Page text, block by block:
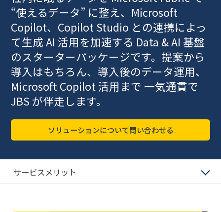
“使えるデータ” に整え、Microsoft
Copilot、Copilot Studio との連携によっ
て生成 AI 活用を加速する Data & AI 基盤
のスターターパッケージです。提案から
導入はもちろん、導入後のデータ運用、
Microsoft Copilot 活用まで 一気通貫で
JBS が伴走します。
ソリューションについて問い合わせる
サービスメリット